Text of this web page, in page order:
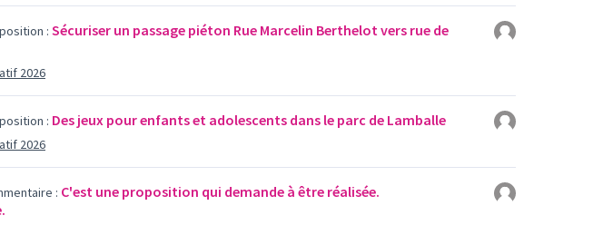
: Sécuriser un passage piéton Rue Marcelin Berthelot vers rue de
2026
: Des jeux pour enfants et adolescents dans le parc de Lamballe
2026
: C'est une proposition qui demande à être réalisée.